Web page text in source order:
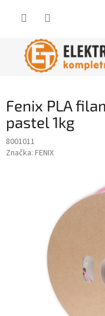
Fenix PLA
pastel 1kg
8001011
Značka: FENIX